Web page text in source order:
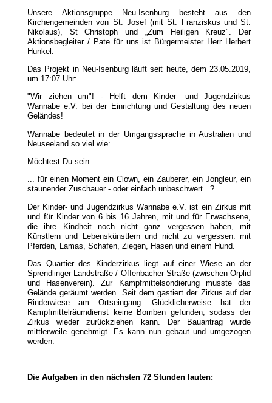
Unsere Aktionsgruppe Neu-Isenburg besteht aus den
Kirchengemeinden von St. Josef (mit St. Franziskus und St.
Nikolaus), St Christoph und „Zum Heiligen Kreuz". Der
Aktionsbegleiter / Pate für uns ist Bürgermeister Herr Herbert
Hunkel.
Das Projekt in Neu-Isenburg läuft seit heute, dem 23.05.2019,
um 17:07 Uhr:
"Wir ziehen um"! - Helft dem Kinder- und Jugendzirkus
Wannabe e.V. bei der Einrichtung und Gestaltung des neuen
Geländes!
Wannabe bedeutet in der Umgangssprache in Australien und
Neuseeland so viel wie:
Möchtest Du sein...
... für einen Moment ein Clown, ein Zauberer, ein Jongleur, ein
staunender Zuschauer - oder einfach unbeschwert...?
Der Kinder- und Jugendzirkus Wannabe e.V. ist ein Zirkus mit
und für Kinder von 6 bis 16 Jahren, mit und für Erwachsene,
die ihre Kindheit noch nicht ganz vergessen haben, mit
Künstlern und Lebenskünstlern und nicht zu vergessen: mit
Pferden, Lamas, Schafen, Ziegen, Hasen und einem Hund.
Das Quartier des Kinderzirkus liegt auf einer Wiese an der
Sprendlinger Landstraße / Offenbacher Straße (zwischen Orplid
und Hasenverein). Zur Kampfmittelsondierung musste das
Gelände geräumt werden. Seit dem gastiert der Zirkus auf der
Rinderwiese am Ortseingang. Glücklicherweise hat der
Kampfmittelräumdienst keine Bomben gefunden, sodass der
Zirkus wieder zurückziehen kann. Der Bauantrag wurde
mittlerweile genehmigt. Es kann nun gebaut und umgezogen
werden.
Die Aufgaben in den nächsten 72 Stunden lauten: